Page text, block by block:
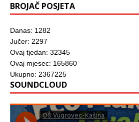
BROJAČ POSJETA
Danas: 1282
Jučer: 2297
Ovaj tjedan: 32345
Ovaj mjesec: 165860
Ukupno: 2367225
SOUNDCLOUD